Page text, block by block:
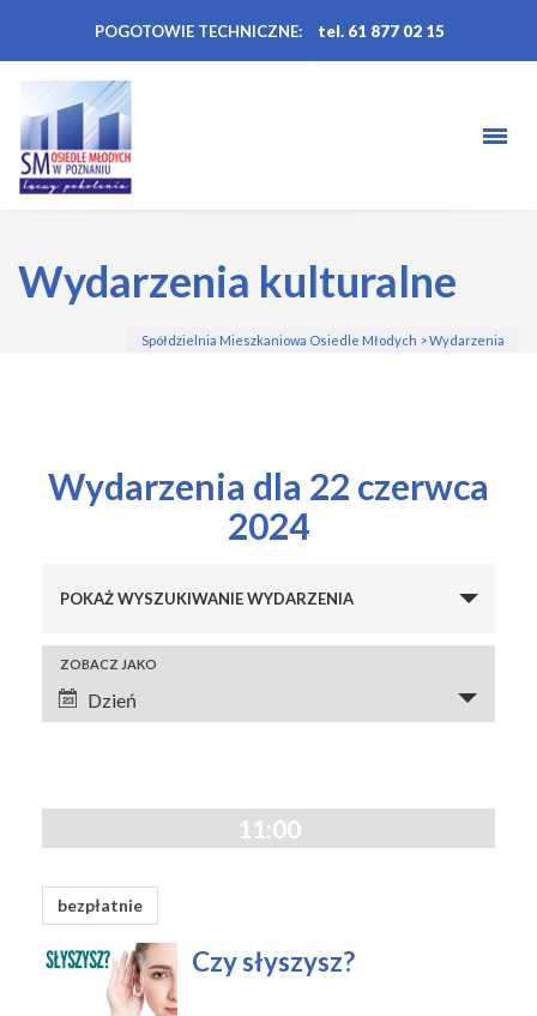
POGOTOWIE TECHNICZNE: tel. 61 877 02 15
Wydarzenia kulturalne
Spółdzielnia Mieszkaniowa Osiedle Młodych >Wydarzenia
Wydarzenia dla 22 czerwca
2024
Search
and
Views
Navigation
POKAŻ WYSZUKIWANIE WYDARZENIA
Wydarzenie
Views
Navigation
ZOBACZ JAKO
Dzień
11:00
bezpłatnie
Czy słyszysz?